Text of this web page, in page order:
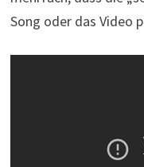
Song oder das Video